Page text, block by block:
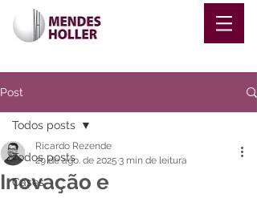
Post
Todos posts
Cases
Todos posts
Inovação e
Ricardo Rezende
29 de ago. de 2025 3 min de leitura